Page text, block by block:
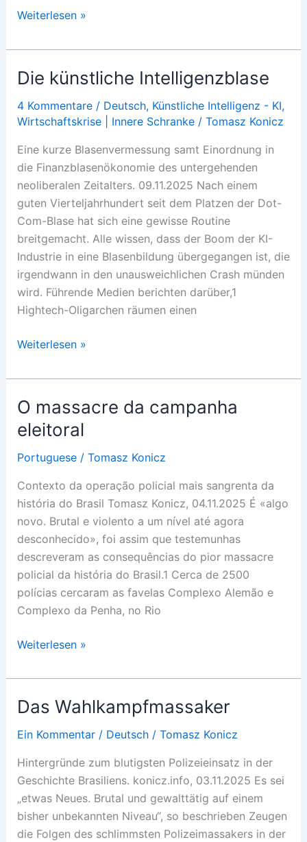
A
da
inteligência
artificial
Weiterlesen »
Die künstliche Intelligenzblase
4 Kommentare / Deutsch, Künstliche Intelligenz - KI,
Wirtschaftskrise | Innere Schranke/ Tomasz Konicz
Eine kurze Blasenvermessung samt Einordnung in
die Finanzblasenökonomie des untergehenden
neoliberalen Zeitalters. 09.11.2025 Nach einem
guten Vierteljahrhundert seit dem Platzen der Dot-
Com-Blase hat sich eine gewisse Routine
breitgemacht. Alle wissen, dass der Boom der KI-
Industrie in eine Blasenbildung übergegangen ist, die
irgendwann in den unausweichlichen Crash münden
wird. Führende Medien berichten darüber,1
Hightech-Oligarchen räumen einen
Die
Intelligenzblase
Weiterlesen »
O massacre da campanha
eleitoral
Portuguese/ Tomasz Konicz
Contexto da operação policial mais sangrenta da
história do Brasil Tomasz Konicz, 04.11.2025 É «algo
novo. Brutal e violento a um nível até agora
desconhecido», foi assim que testemunhas
descreveram as consequências do pior massacre
policial da história do Brasil.1 Cerca de 2500
polícias cercaram as favelas Complexo Alemão e
Complexo da Penha, no Rio
O
da
campanha
eleitoral
Weiterlesen »
Das Wahlkampfmassaker
Ein Kommentar / Deutsch/ Tomasz Konicz
Hintergründe zum blutigsten Polizeieinsatz in der
Geschichte Brasiliens. konicz.info, 03.11.2025 Es sei
„etwas Neues. Brutal und gewalttätig auf einem
bisher unbekannten Niveau“, so beschrieben Zeugen
die Folgen des schlimmsten Polizeimassakers in der